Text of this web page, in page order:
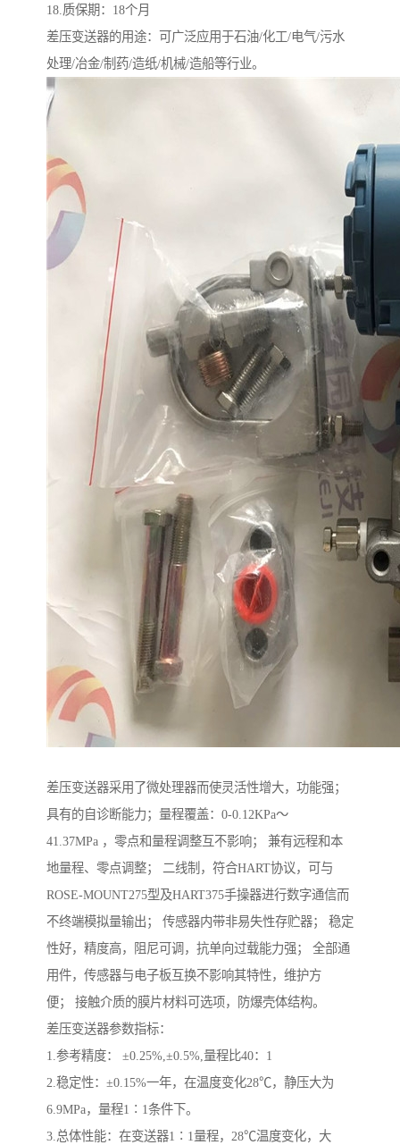
18.质保期：18个月
差压变送器的用途：可广泛应用于石油/化工/电气/污水
处理/冶金/制药/造纸/机械/造船等行业。
差压变送器采用了微处理器而使灵活性增大，功能强；
具有的自诊断能力；量程覆盖：0-0.12KPa～
41.37MPa ，零点和量程调整互不影响； 兼有远程和本
地量程、零点调整； 二线制，符合HART协议，可与
ROSE-MOUNT275型及HART375手操器进行数字通信而
不终端模拟量输出； 传感器内带非易失性存贮器； 稳定
性好，精度高，阻尼可调，抗单向过载能力强； 全部通
用件，传感器与电子板互换不影响其特性，维护方
便； 接触介质的膜片材料可选项，防爆壳体结构。
差压变送器参数指标：
1.参考精度： ±0.25%,±0.5%,量程比40：1
2.稳定性：±0.15%一年，在温度变化28℃，静压大为
6.9MPa，量程1∶1条件下。
3.总体性能：在变送器1∶1量程，28℃温度变化，大